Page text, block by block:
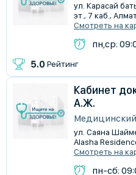
ул. Карасай
эт., 7 каб.,
Смотреть на
пн,ср:
5.0 Рейтинг
Кабинет
А.Ж.
ул. Саяна
Alasha
Смотреть на
пн-сб: